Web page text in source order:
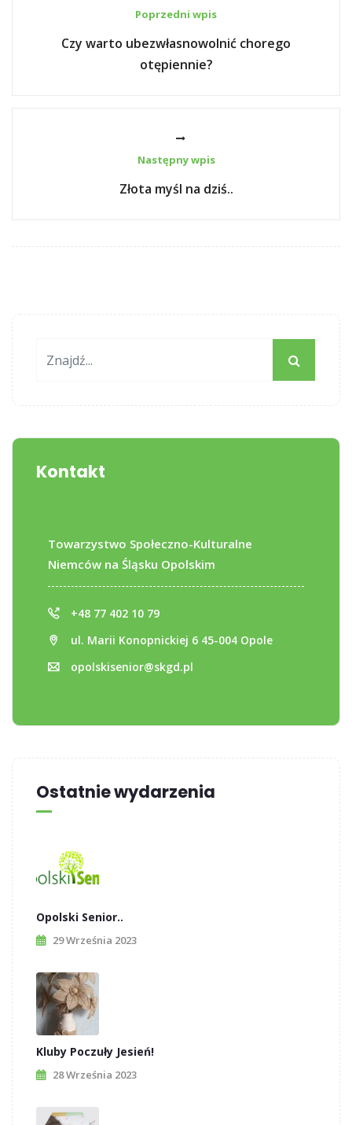
Poprzedni wpis
Czy warto ubezwłasnowolnić chorego
otępiennie?
Następny wpis
Złota myśl na dziś..
Kontakt
Towarzystwo Społeczno-Kulturalne
Niemców na Śląsku Opolskim
+48 77 402 10 79
ul. Marii Konopnickiej 6 45-004 Opole
opolskisenior@skgd.pl
Ostatnie wydarzenia
Opolski Senior..
29 Września 2023
Kluby Poczuły Jesień!
28 Września 2023